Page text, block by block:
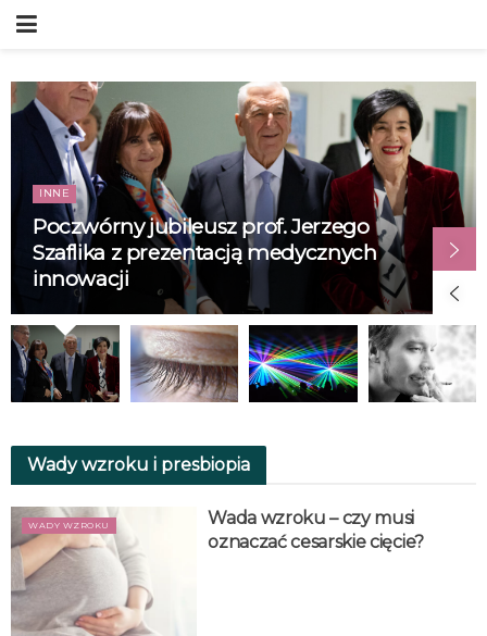
INNE
Poczwórny jubileusz prof. Jerzego
Szaflika z prezentacją medycznych
innowacji
Wady wzroku i presbiopia
WADY WZROKU
Wada wzroku – czy musi
oznaczać cesarskie cięcie?